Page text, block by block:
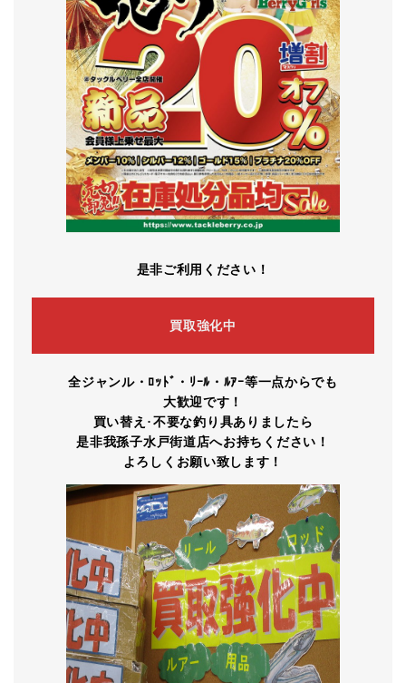
是非ご利用ください！
買取強化中
全ジャンル・ﾛｯﾄﾞ・ﾘｰﾙ・ﾙｱｰ等一点からでも
大歓迎です！
買い替え ･不要な釣り具ありましたら
是非我孫子水戸街道店へお持ちください！
よろしくお願い致します！